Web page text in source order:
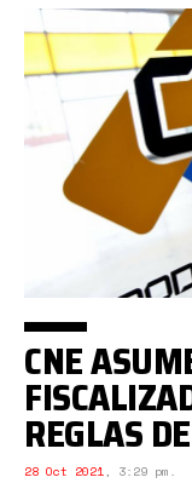
CNE
REGLAS
28 Oct 2021, 3:29 pm.